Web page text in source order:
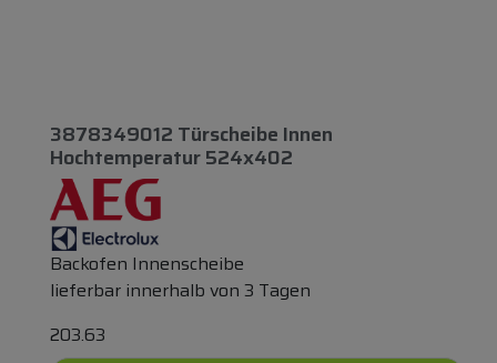
3878349012 Türscheibe Innen
Hochtemperatur 524x402
Backofen Innenscheibe
lieferbar innerhalb von 3 Tagen
203.63